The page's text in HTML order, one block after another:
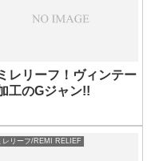
レリーフ！ヴィンテー
工のGジャン!!
レリーフ/REMI RELIEF